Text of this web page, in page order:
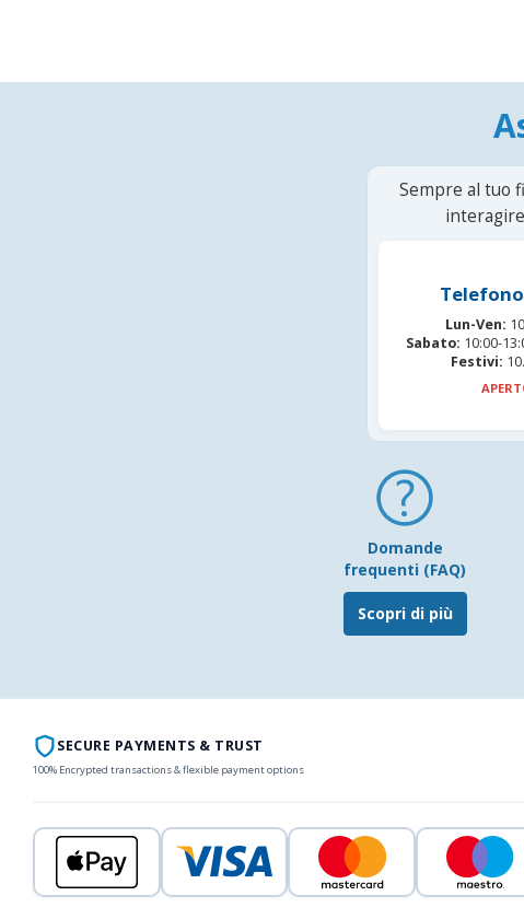
Sempre al tuo
Lun-Ven:
Sabato: 10:00-
Festivi:
Domande
frequenti (FAQ)
Scopri di più
SECURE PAYMENTS & TRUST
100% Encrypted transactions & flexible payment options